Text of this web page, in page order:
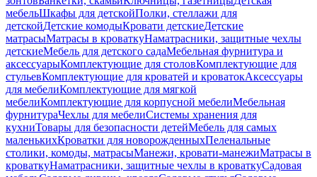
мебельШкафы для детскойПолки, стеллажи для
детскойДетские комодыКровати детскиеДетские
матрасыМатрасы в кроваткуНаматрасники, защитные чехлы
детскиеМебель для детского садаМебельная фурнитура и
аксессуарыКомплектующие для столовКомплектующие для
стульевКомплектующие для кроватей и кроватокАксессуары
для мебелиКомплектующие для мягкой
мебелиКомплектующие для корпусной мебелиМебельная
фурнитураЧехлы для мебелиСистемы хранения для
кухниТовары для безопасности детейМебель для самых
маленькихКроватки для новорожденныхПеленальные
столики, комоды, матрасыМанежи, кровати-манежиМатрасы в
кроваткуНаматрасники, защитные чехлы в кроваткуСадовая